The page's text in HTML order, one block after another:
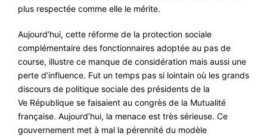
plus respectée comme elle le mérite.
Aujourd’hui, cette réforme de la protection sociale
complémentaire des fonctionnaires adoptée au pas de
course, illustre ce manque de considération mais aussi une
perte d’influence. Fut un temps pas si lointain où les grands
discours de politique sociale des présidents de la
Ve République se faisaient au congrès de la Mutualité
française. Aujourd’hui, la menace est très sérieuse. Ce
gouvernement met à mal la pérennité du modèle